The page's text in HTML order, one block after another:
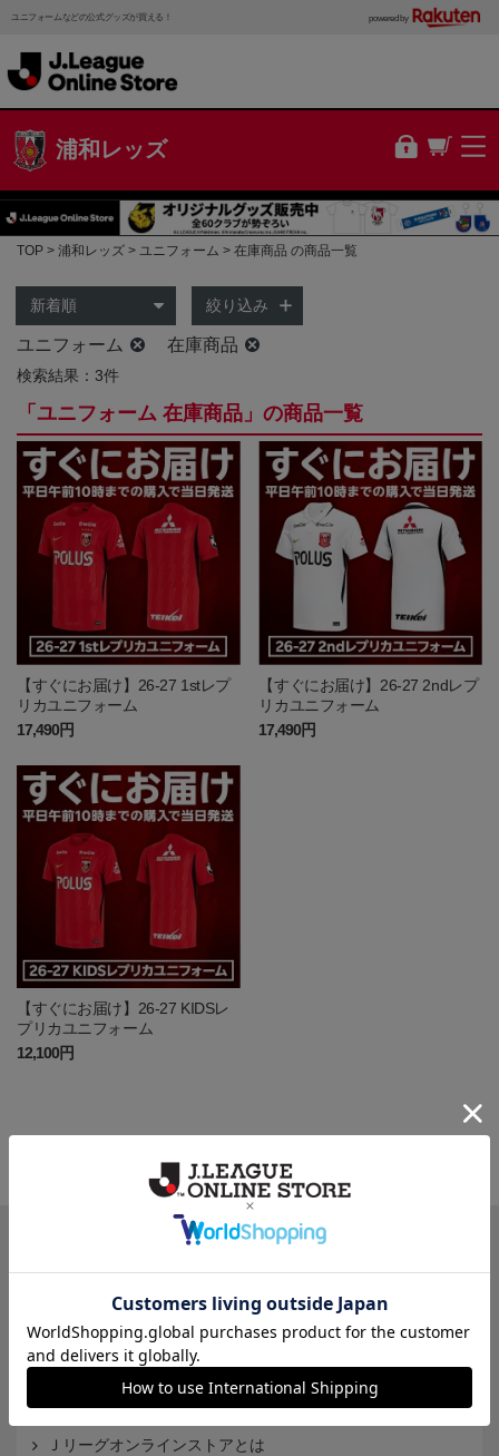
ユニフォームなどの公式グッズが買える！ powered by
浦和レッズ
TOP 浦和レッズ ユニフォーム 在庫商品 の商品一覧
絞り込み
ユニフォーム 在庫商品
検索結果：3件
「ユニフォーム 在庫商品」の商品一覧
【すぐにお届け】26-27 1stレプ
リカユニフォーム
17,490円
【すぐにお届け】26-27 2ndレプ
リカユニフォーム
17,490円
【すぐにお届け】26-27 KIDSレ
プリカユニフォーム
12,100円
カテゴリから探す
クラブから探す
Ｊ1
インフォメーション
Ｊリーグオンラインストアとは